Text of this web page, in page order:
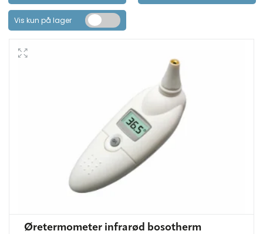
Vis kun på lager
Øretermometer infrarød bosotherm